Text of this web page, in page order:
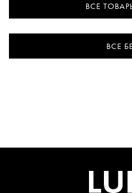
ВСЕ
ВСЕ